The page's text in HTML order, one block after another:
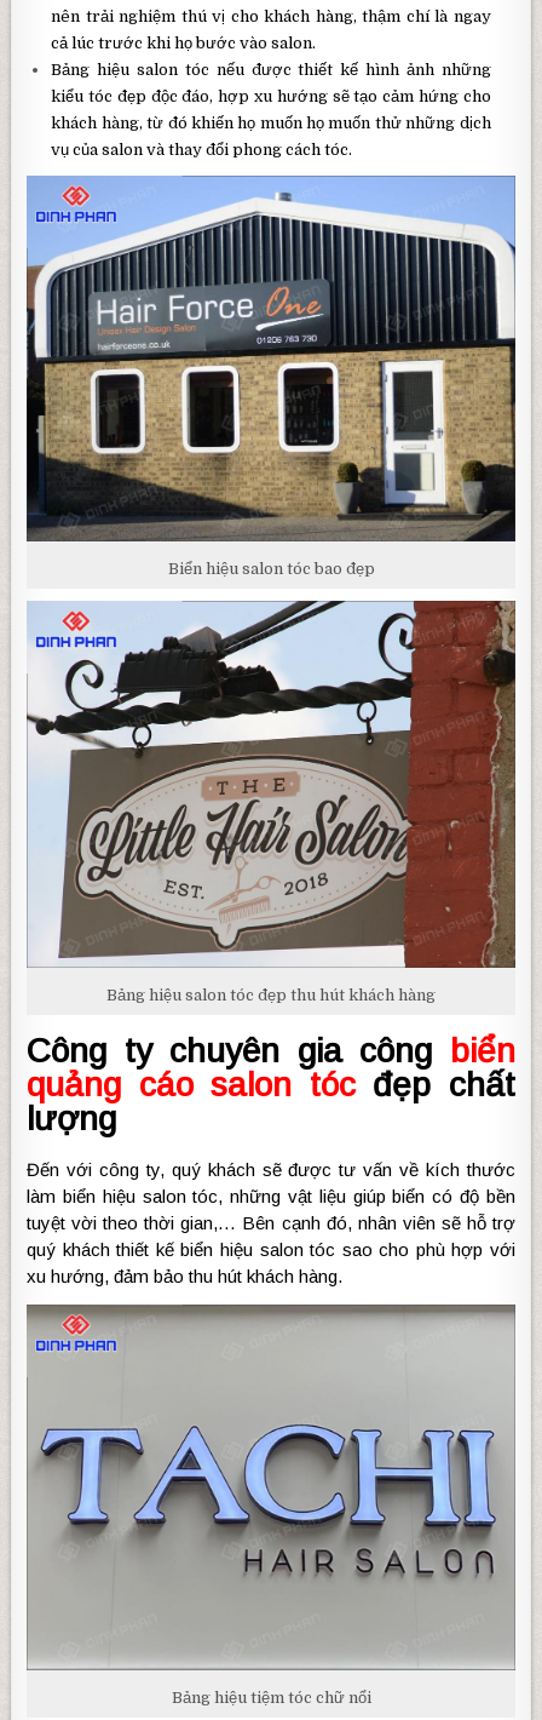
nên trải nghiệm thú vị cho khách hàng, thậm chí là ngay
cả lúc trước khi họ bước vào salon.
Bảng hiệu salon tóc nếu được thiết kế hình ảnh những
kiểu tóc đẹp độc đáo, hợp xu hướng sẽ tạo cảm hứng cho
khách hàng, từ đó khiến họ muốn họ muốn thử những dịch
vụ của salon và thay đổi phong cách tóc.
Biển hiệu salon tóc bao đẹp
Bảng hiệu salon tóc đẹp thu hút khách hàng
Công ty chuyên gia công
biển
quảng cáo salon tóc đẹp chất
lượng
Đến với công ty, quý khách sẽ được tư vấn về kích thước
làm biển hiệu salon tóc, những vật liệu giúp biển có độ bền
tuyệt vời theo thời gian,… Bên cạnh đó, nhân viên sẽ hỗ trợ
quý khách thiết kế biển hiệu salon tóc sao cho phù hợp với
xu hướng, đảm bảo thu hút khách hàng.
Bảng hiệu tiệm tóc chữ nổi